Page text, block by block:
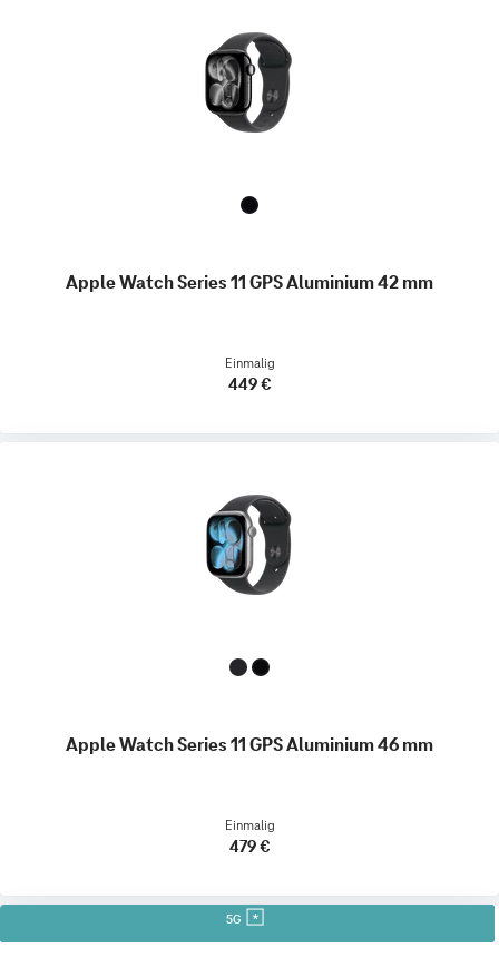
Apple Watch Series 11 GPS Aluminium 42 mm
Einmalig
449 €
Apple Watch Series 11 GPS Aluminium 46 mm
Einmalig
479 €
5G